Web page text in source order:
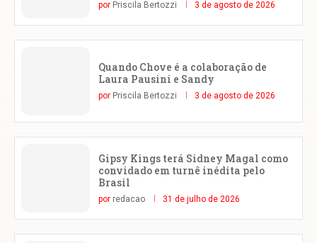
por Priscila Bertozzi 3 de agosto de 2026
Quando Chove é a colaboração de
Laura Pausini e Sandy
por Priscila Bertozzi 3 de agosto de 2026
Gipsy Kings terá Sidney Magal como
convidado em turnê inédita pelo
Brasil
por redacao 31 de julho de 2026